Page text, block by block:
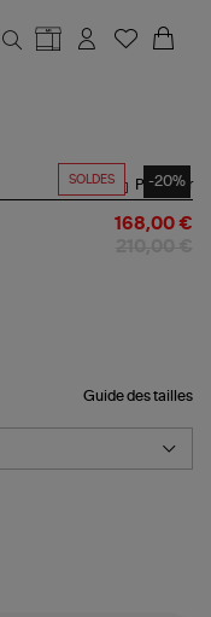
SOLDES -20%
Partager
168,00 €
Guide des tailles